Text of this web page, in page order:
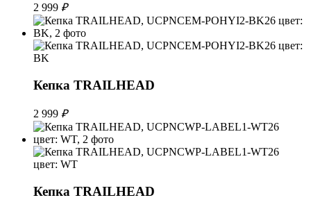
2 999 ₽
Кепка TRAILHEAD
2 999 ₽
Кепка TRAILHEAD